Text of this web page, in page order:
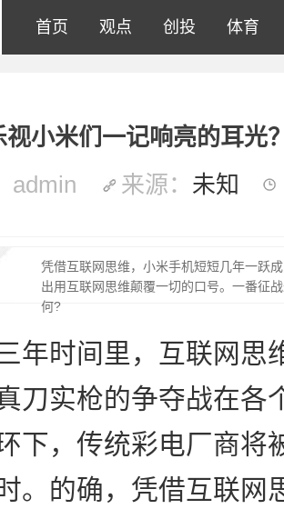
首页 观点 创投 体育
视小米们一记响亮的耳光
admin
来源： 未知
凭借互联网思维，小米手机短短几年一跃
出用互联网思维颠覆一切的口号。一番征
何?
年时间里，互联网思
刀实枪的争夺战在各
下，传统彩电厂商将
。的确，凭借互联网